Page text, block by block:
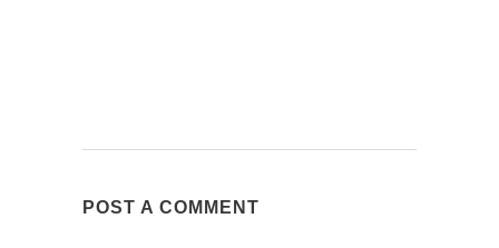
POST A COMMENT